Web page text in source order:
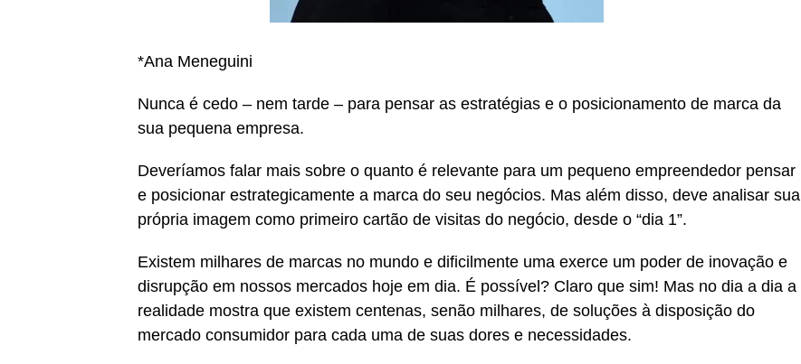
*Ana Meneguini
Nunca é cedo – nem tarde – para pensar as estratégias e o posicionamento de marca da
sua pequena empresa.
Deveríamos falar mais sobre o quanto é relevante para um pequeno empreendedor pensar
e posicionar estrategicamente a marca do seu negócios. Mas além disso, deve analisar sua
própria imagem como primeiro cartão de visitas do negócio, desde o “dia 1”.
Existem milhares de marcas no mundo e dificilmente uma exerce um poder de inovação e
disrupção em nossos mercados hoje em dia. É possível? Claro que sim! Mas no dia a dia a
realidade mostra que existem centenas, senão milhares, de soluções à disposição do
mercado consumidor para cada uma de suas dores e necessidades.